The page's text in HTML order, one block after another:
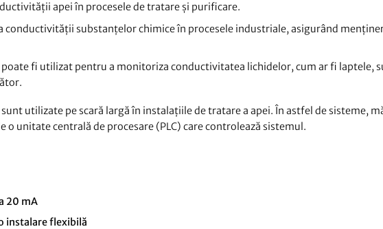
apei în procesele de tratare și purificare.
conductivității substanțelor chimice în procesele industriale, asigurând
fi utilizat pentru a monitoriza conductivitatea lichidelor, cum ar fi laptele,
utilizate pe scară largă în instalațiile de tratare a apei. În astfel de sisteme,
unitate centrală de procesare (PLC) care controlează sistemul.
20 mA
instalare flexibilă